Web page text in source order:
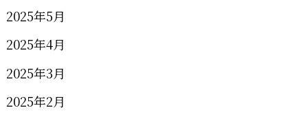
2025年5月
2025年4月
2025年3月
2025年2月